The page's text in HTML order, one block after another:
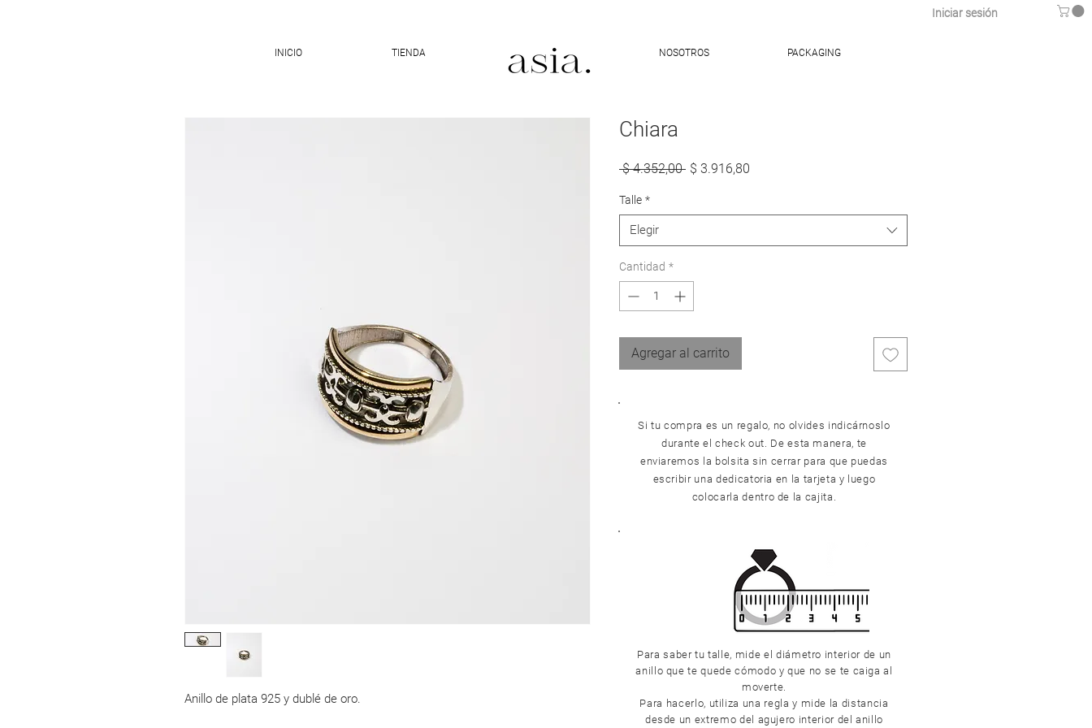
Iniciar sesión
INICIO TIENDA NOSOTROS PACKAGING
Anillo de plata 925 y dublé de oro.
Chiara
$ 4.352,00 Precio
$ 3.916,80
Talle *
Elegir
Cantidad *
Agregar al carrito
Si tu compra es un regalo, no olvides indicárnoslo
durante el check out. De esta manera, te
enviaremos la bolsita sin cerrar para que puedas
escribir una dedicatoria en la tarjeta y luego
colocarla dentro de la cajita.
Para saber tu talle, mide el diámetro interior de un
anillo que te quede cómodo y que no se te caiga al
moverte.
Para hacerlo, utiliza una regla y mide la distancia
desde un extremo del agujero interior del anillo